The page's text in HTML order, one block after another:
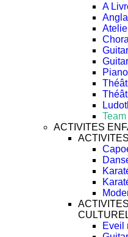
A
Piano
ACTIVITES
ACTIVITES
Eveil